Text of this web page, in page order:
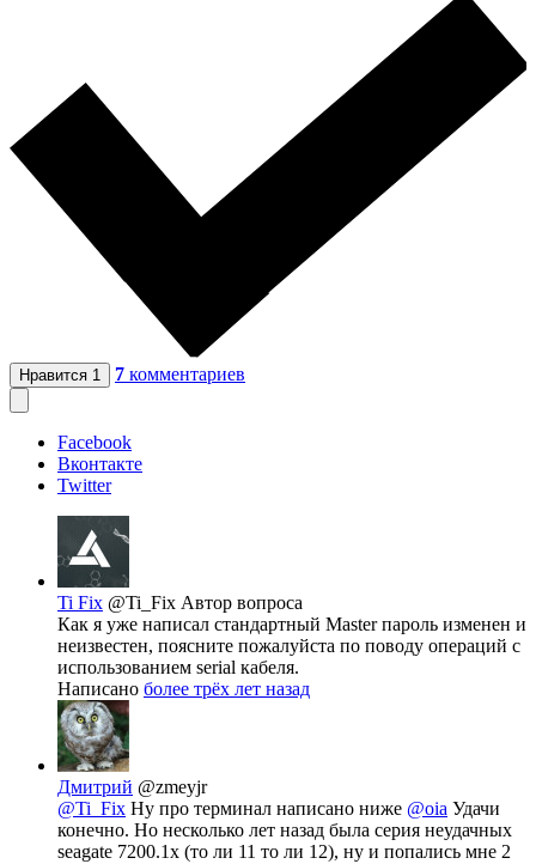
Нравится 1 7 комментариев
Facebook
Вконтакте
Twitter
Ti Fix @Ti_Fix Автор вопроса
Как я уже написал стандартный Master пароль изменен и
неизвестен, поясните пожалуйста по поводу операций с
использованием serial кабеля.
Написано более трёх лет назад
Дмитрий @zmeyjr
@Ti_Fix Ну про терминал написано ниже @oia Удачи
конечно. Но несколько лет назад была серия неудачных
seagate 7200.1x (то ли 11 то ли 12), ну и попались мне 2